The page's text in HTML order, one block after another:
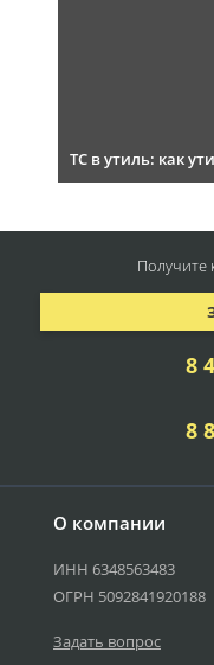
ТС в утиль: как
О компании
ИНН 6348563483
ОГРН 5092841920188
Задать вопрос
8
8
Получите